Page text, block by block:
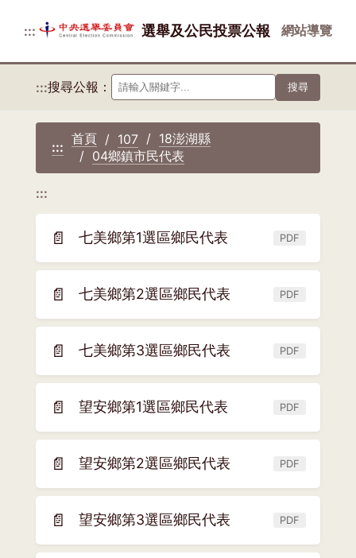
::: 選舉及公民投票公報 網站導覽
:::搜尋公報： 搜尋
:::
首頁 107
18澎湖縣
04鄉鎮市民代表
:::
📄 七美鄉第1選區鄉民代表 PDF
(另
開
新
視
窗)
📄 七美鄉第2選區鄉民代表 PDF
(另
開
新
視
窗)
📄 七美鄉第3選區鄉民代表 PDF
(另
開
新
視
窗)
📄 望安鄉第1選區鄉民代表 PDF
(另
開
新
視
窗)
📄 望安鄉第2選區鄉民代表 PDF
(另
開
新
視
窗)
📄 望安鄉第3選區鄉民代表 PDF
(另
開